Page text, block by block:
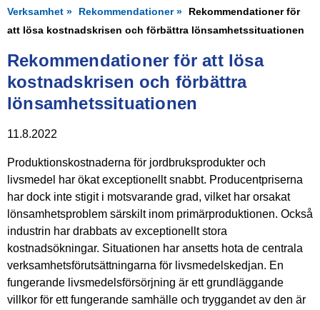
Verksamhet
Rekommendationer
Rekommendationer för
att lösa kostnadskrisen och förbättra lönsamhetssituationen
Rekommendationer för att lösa
kostnadskrisen och förbättra
lönsamhetssituationen
11.8.2022
Produktionskostnaderna för jordbruksprodukter och
livsmedel har ökat exceptionellt snabbt. Producentpriserna
har dock inte stigit i motsvarande grad, vilket har orsakat
lönsamhetsproblem särskilt inom primärproduktionen. Också
industrin har drabbats av exceptionellt stora
kostnadsökningar. Situationen har ansetts hota de centrala
verksamhetsförutsättningarna för livsmedelskedjan. En
fungerande livsmedelsförsörjning är ett grundläggande
villkor för ett fungerande samhälle och tryggandet av den är